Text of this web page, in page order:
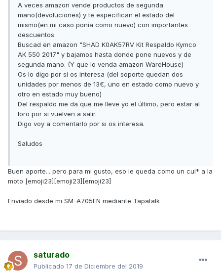
A veces amazon vende productos de segunda
mano(devoluciones) y te especifican el estado del
mismo(en mi caso ponía como nuevo) con importantes
descuentos.
Buscad en amazon "SHAD K0AK57RV Kit Respaldo Kymco
AK 550 2017" y bajamos hasta donde pone nuevos y de
segunda mano. (Y que lo venda amazon WareHouse)
Os lo digo por si os interesa (del soporte quedan dos
unidades por menos de 13€, uno en estado como nuevo y
otro en estado muy bueno)
Del respaldo me da que me lleve yo el último, pero estar al
loro por si vuelven a salir.
Digo voy a comentarlo por si os interesa.
Saludos
Buen aporte... pero para mi gusto, eso le queda como un cul* a la
moto [emoji23][emoji23][emoji23]
Enviado desde mi SM-A705FN mediante Tapatalk
saturado
Publicado 17 de Diciembre del 2019